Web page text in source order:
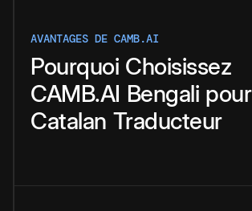
AVANTAGES DE CAMB.AI
Pourquoi Choisissez
CAMB.AI Bengali pour
Catalan Traducteur